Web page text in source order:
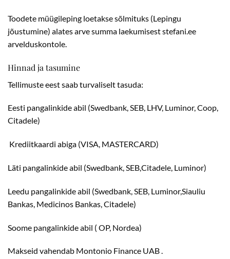
Toodete müügileping loetakse sõlmituks (Lepingu
jõustumine) alates arve summa laekumisest stefani.ee
arvelduskontole.
Hinnad ja tasumine
Tellimuste eest saab turvaliselt tasuda:
Eesti pangalinkide abil (Swedbank, SEB, LHV, Luminor, Coop,
Citadele)
Krediitkaardi abiga (VISA, MASTERCARD)
Läti pangalinkide abil (Swedbank, SEB,Citadele, Luminor)
Leedu pangalinkide abil (Swedbank, SEB, Luminor,Siauliu
Bankas, Medicinos Bankas, Citadele)
Soome pangalinkide abil ( OP, Nordea)
Makseid vahendab Montonio Finance UAB .